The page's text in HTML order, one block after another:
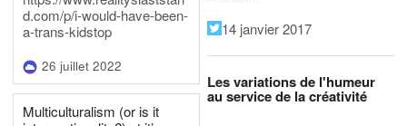
d.com/p/i-would-have-been-
a-trans-kidstop
26 juillet 2022
Multiculturalism (or is it
14 janvier 2017
Les variations de l'humeur
au service de la créativité